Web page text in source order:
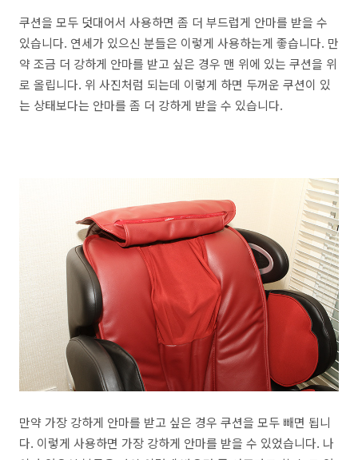
쿠션을 모두 덧대어서 사용하면 좀 더 부드럽게 안마를 받을 수
있습니다. 연세가 있으신 분들은 이렇게 사용하는게 좋습니다. 만
약 조금 더 강하게 안마를 받고 싶은 경우 맨 위에 있는 쿠션을 위
로 올립니다. 위 사진처럼 되는데 이렇게 하면 두꺼운 쿠션이 있
는 상태보다는 안마를 좀 더 강하게 받을 수 있습니다.
만약 가장 강하게 안마를 받고 싶은 경우 쿠션을 모두 빼면 됩니
다. 이렇게 사용하면 가장 강하게 안마를 받을 수 있었습니다. 나